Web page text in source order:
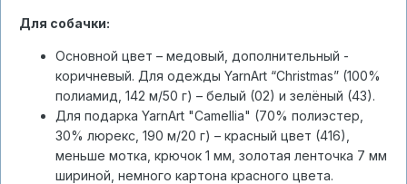
Для собачки:
Основной цвет – медовый, дополнительный -
коричневый. Для одежды YarnArt “Christmas” (100%
полиамид, 142 м/50 г) – белый (02) и зелёный (43).
Для подарка YarnArt "Camellia" (70% полиэстер,
30% люрекс, 190 м/20 г) – красный цвет (416),
меньше мотка, крючок 1 мм, золотая ленточка 7 мм
шириной, немного картона красного цвета.